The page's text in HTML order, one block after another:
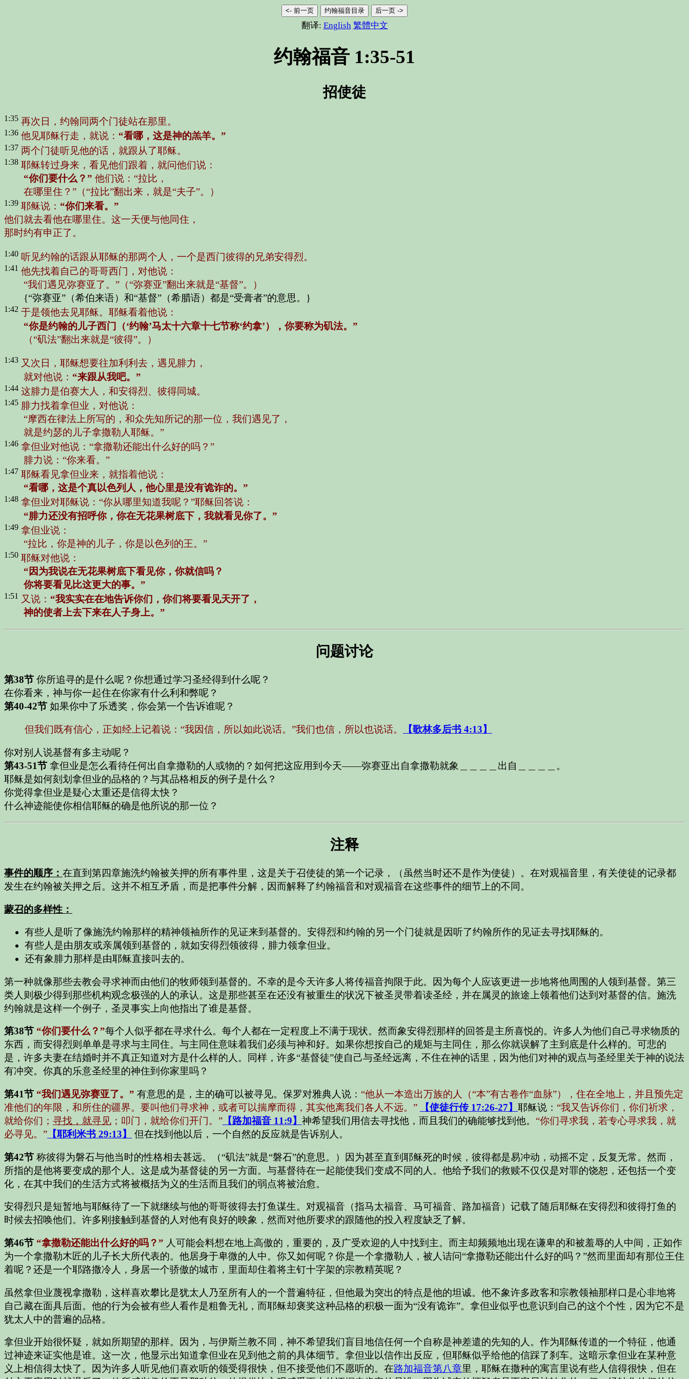
<- 前一页 约翰福音目录 后一页 ->
翻译: English 繁體中文
约翰福音 1:35-51
招使徒
1:35 再次日，约翰同两个门徒站在那里。
1:36 他见耶稣行走，就说： “看哪，这是神的羔羊。”
1:37 两个门徒听见他的话，就跟从了耶稣。
1:38 耶稣转过身来，看见他们跟着，就问他们说：
“你们要什么？” 他们说： “拉比，
在哪里住？” （“拉比”翻出来，就是“夫子”。）
1:39 耶稣说： “你们来看。”
他们就去看他在哪里住。这一天便与他同住，
那时约有申正了。
1:40 听见约翰的话跟从耶稣的那两个人，一个是西门彼得的兄弟安得烈。
1:41 他先找着自己的哥哥西门，对他说：
“我们遇见弥赛亚了。” （“弥赛亚”翻出来就是“基督”。）
{“弥赛亚”（希伯来语）和“基督”（希腊语）都是“受膏者”的意思。 }
1:42 于是领他去见耶稣。耶稣看着他说：
“你是约翰的儿子西门（‘约翰’马太十六章十七节称‘约拿’），你要称为矶法。”
（“矶法”翻出来就是“彼得”。）
1:43 又次日，耶稣想要往加利利去，遇见腓力，
就对他说： “来跟从我吧。”
1:44 这腓力是伯赛大人，和安得烈、彼得同城。
1:45 腓力找着拿但业，对他说：
“摩西在律法上所写的，和众先知所记的那一位，我们遇见了，
就是约瑟的儿子拿撒勒人耶稣。”
1:46 拿但业对他说： “拿撒勒还能出什么好的吗？”
腓力说： “你来看。”
1:47 耶稣看见拿但业来，就指着他说：
“看哪，这是个真以色列人，他心里是没有诡诈的。”
1:48 拿但业对耶稣说： “你从哪里知道我呢？”耶稣回答说：
“腓力还没有招呼你，你在无花果树底下，我就看见你了。”
1:49 拿但业说：
“拉比，你是神的儿子，你是以色列的王。”
1:50 耶稣对他说：
“因为我说在无花果树底下看见你，你就信吗？
你将要看见比这更大的事。”
1:51 又说： “我实实在在地告诉你们，你们将要看见天开了，
神的使者上去下来在人子身上。”
问题讨论
第38节 你所追寻的是什么呢？你想通过学习圣经得到什么呢？
在你看来，神与你一起住在你家有什么利和弊呢？
第40-42节 如果你中了乐透奖，你会第一个告诉谁呢？
但我们既有信心，正如经上记着说：“我因信，所以如此说话。”我们也信，所以也说话。 【歌林多后书 4:13】
你对别人说基督有多主动呢？
第43-51节 拿但业是怎么看待任何出自拿撒勒的人或物的？如何把这应用到今天——弥赛亚出自拿撒勒就象＿＿＿＿出自＿＿＿＿。
耶稣是如何刻划拿但业的品格的？与其品格相反的例子是什么？
你觉得拿但业是疑心太重还是信得太快？
什么神迹能使你相信耶稣的确是他所说的那一位？
注释
事件的顺序： 在直到第四章施洗约翰被关押的所有事件里，这是关于召使徒的第一个记录，（虽然当时还不是作为使徒）。在对观福音里，有关使徒的记录都
发生在约翰被关押之后。这并不相互矛盾，而是把事件分解，因而解释了约翰福音和对观福音在这些事件的细节上的不同。
蒙召的多样性：
有些人是听了像施洗约翰那样的精神领袖所作的见证来到基督的。安得烈和约翰的另一个门徒就是因听了约翰所作的见证去寻找耶稣的。
有些人是由朋友或亲属领到基督的，就如安得烈领彼得，腓力领拿但业。
还有象腓力那样是由耶稣直接叫去的。
第一种就像那些去教会寻求神而由他们的牧师领到基督的。不幸的是今天许多人将传福音拘限于此。因为每个人应该更进一步地将他周围的人领到基督。第三
类人则极少得到那些机构观念极强的人的承认。这是那些甚至在还没有被重生的状况下被圣灵带着读圣经，并在属灵的旅途上领着他们达到对基督的信。施洗
约翰就是这样一个例子，圣灵事实上向他指出了谁是基督。
第38节 “你们要什么？”每个人似乎都在寻求什么。每个人都在一定程度上不满于现状。然而象安得烈那样的回答是主所喜悦的。许多人为他们自己寻求物质的
东西，而安得烈则单单是寻求与主同住。与主同住意味着我们必须与神和好。如果你想按自己的规矩与主同住，那么你就误解了主到底是什么样的。可悲的
是，许多夫妻在结婚时并不真正知道对方是什么样的人。同样，许多“基督徒”使自己与圣经远离，不住在神的话里，因为他们对神的观点与圣经里关于神的说法
有冲突。你真的乐意圣经里的神住到你家里吗？
第41节 “我们遇见弥赛亚了。” 有意思的是，主的确可以被寻见。保罗对雅典人说： “他从一本造出万族的人（“本”有古卷作“血脉”），住在全地上，并且预先定
准他们的年限，和所住的疆界。要叫他们寻求神，或者可以揣摩而得，其实他离我们各人不远。”
【使徒行传 17:26-27】 耶稣说： “我又告诉你们，你们祈求，
就给你们； 寻找，就寻见 ；叩门，就给你们开门。” 【路加福音 11:9】 神希望我们用信去寻找他，而且我们的确能够找到他。 “你们寻求我，若专心寻求我，就
必寻见。” 【耶利米书 29:13】 但在找到他以后，一个自然的反应就是告诉别人。
第42节 称彼得为磐石与他当时的性格相去甚远。（“矶法”就是“磐石”的意思。）因为甚至直到耶稣死的时候，彼得都是易冲动，动摇不定，反复无常。然而，
所指的是他将要变成的那个人。这是成为基督徒的另一方面。与基督待在一起能使我们变成不同的人。他给予我们的救赎不仅仅是对罪的饶恕，还包括一个变
化，在其中我们的生活方式将被概括为义的生活而且我们的弱点将被治愈。
安得烈只是短暂地与耶稣待了一下就继续与他的哥哥彼得去打鱼谋生。对观福音（指马太福音、马可福音、路加福音）记载了随后耶稣在安得烈和彼得打鱼的
时候去招唤他们。许多刚接触到基督的人对他有良好的映象，然而对他所要求的跟随他的投入程度缺乏了解。
第46节 “拿撒勒还能出什么好的吗？” 人可能会料想在地上高傲的，重要的，及广受欢迎的人中找到主。而主却频频地出现在谦卑的和被羞辱的人中间，正如作
为一个拿撒勒木匠的儿子长大所代表的。他居身于卑微的人中。你又如何呢？你是一个拿撒勒人，被人诘问“拿撒勒还能出什么好的吗？”然而里面却有那位王住
着呢？还是一个耶路撒冷人，身居一个骄傲的城市，里面却住着将主钉十字架的宗教精英呢？
虽然拿但业蔑视拿撒勒，这样喜欢攀比是犹太人乃至所有人的一个普遍特征，但他最为突出的特点是他的坦诚。他不象许多政客和宗教领袖那样口是心非地将
自己藏在面具后面。他的行为会被有些人看作是粗鲁无礼，而耶稣却褒奖这种品格的积极一面为“没有诡诈”。拿但业似乎也意识到自己的这个个性，因为它不是
犹太人中的普遍的品格。
拿但业开始很怀疑，就如所期望的那样。因为，与伊斯兰教不同，神不希望我们盲目地信任何一个自称是神差遣的先知的人。作为耶稣传道的一个特征，他通
过神迹来证实他是谁。这一次，他显示出知道拿但业在见到他之前的具体细节。拿但业以信作出反应，但耶稣似乎给他的信踩了刹车。这暗示拿但业在某种意
义上相信得太快了。因为许多人听见他们喜欢听的领受得很快，但不接受他们不愿听的。在路加福音第八章里，耶稣在撒种的寓言里说有些人信得很快，但在